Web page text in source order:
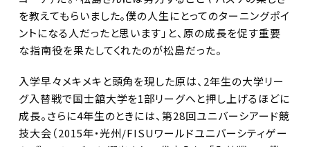
を教えてもらいました。僕の人生にとってのターニングポイ
ントになる人だったと思います」と、原の成長を促す重要
な指南役を果たしてくれたのが松島だった。
入学早々メキメキと頭角を現した原は、2年生の大学リー
グ入替戦で国士舘大学を1部リーグへと押し上げるほどに
成長。さらに4年生のときには、第28回ユニバーシアード競
技大会（2015年・光州/FISUワールドユニバーシティゲー